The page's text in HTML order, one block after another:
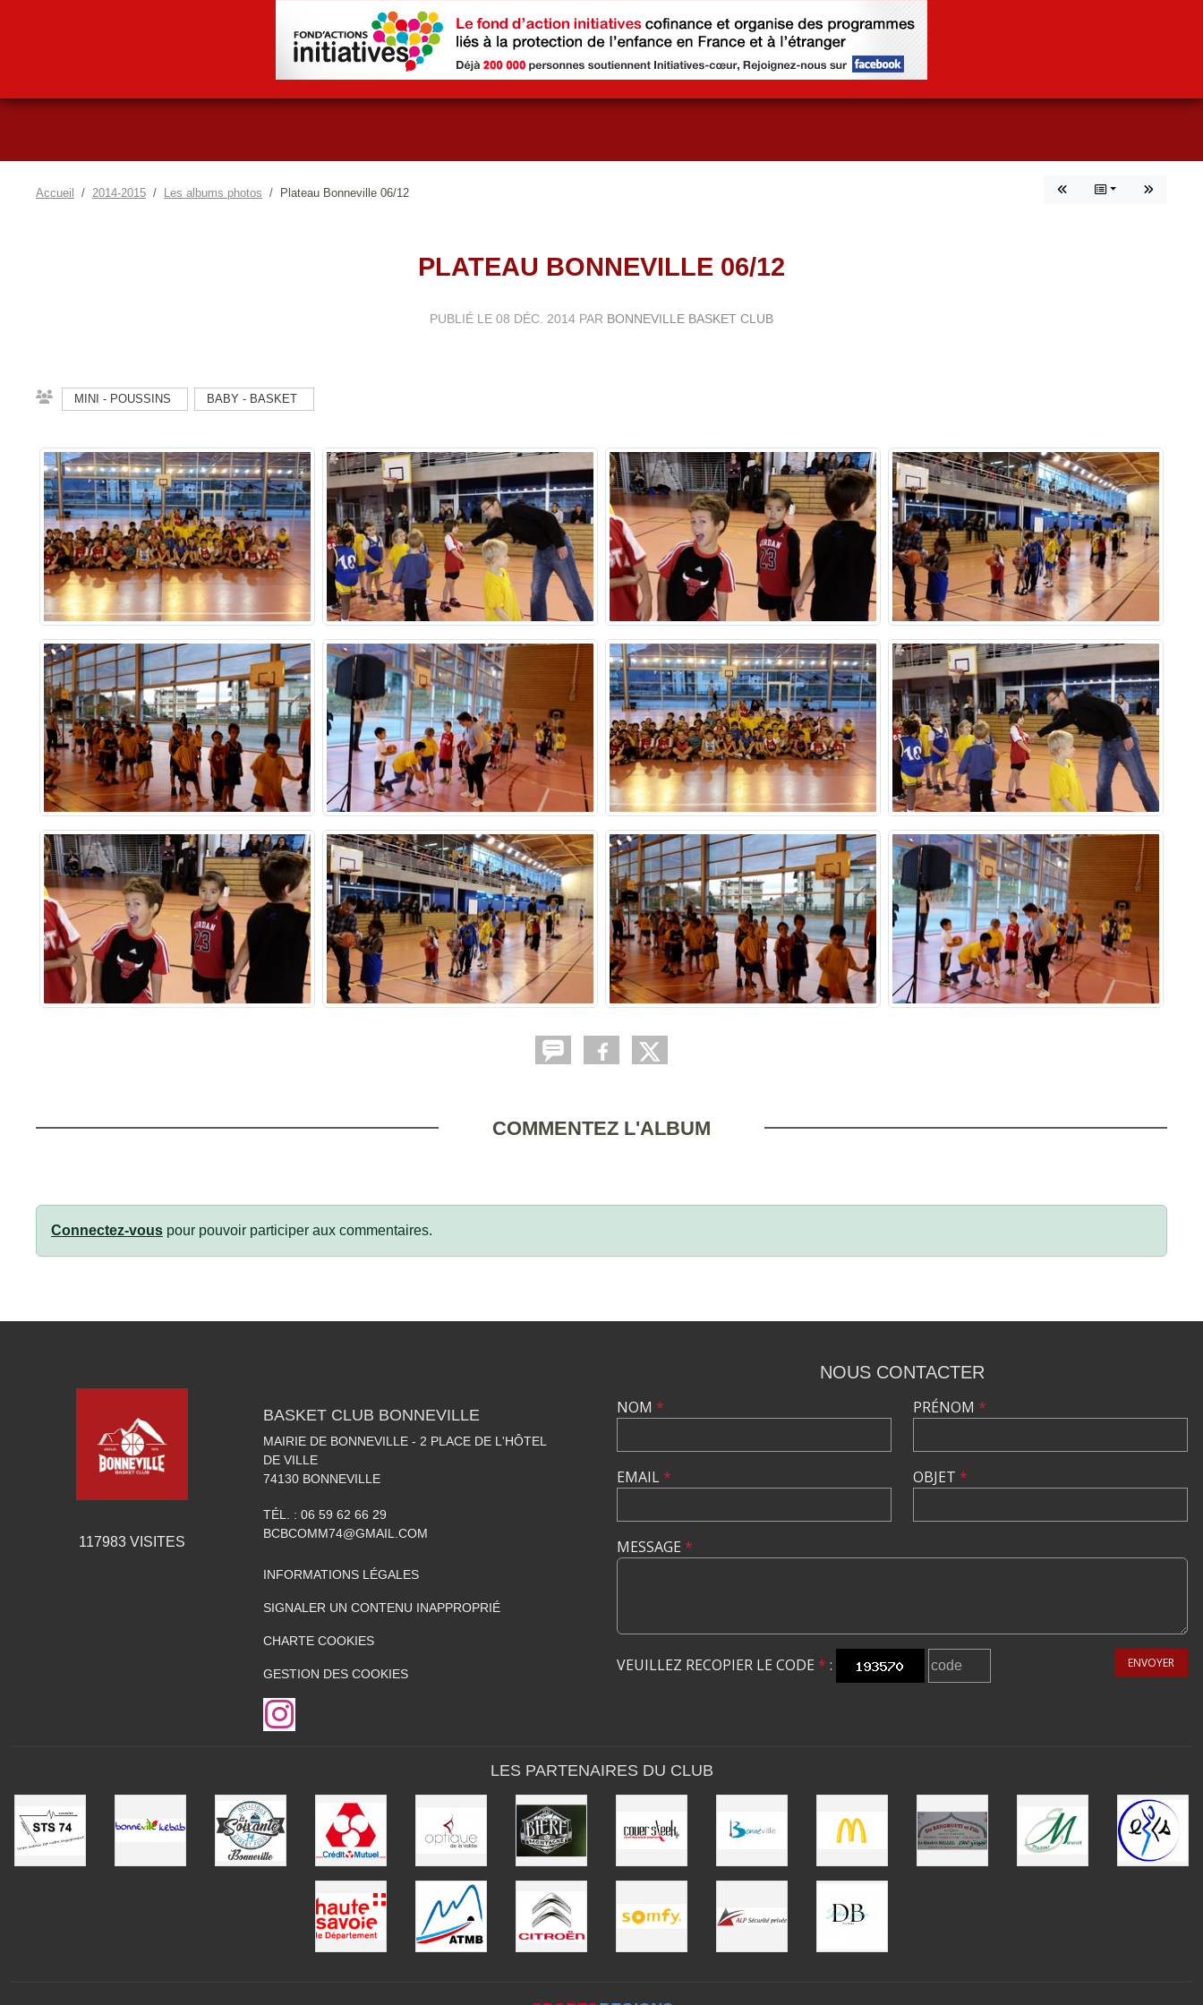
Accueil 2014-2015 Les albums photos Plateau Bonneville 06/12
PLATEAU BONNEVILLE 06/12
PUBLIÉ LE 08 DÉC. 2014 PAR BONNEVILLE BASKET CLUB
MINI - POUSSINS BABY - BASKET
COMMENTEZ L'ALBUM
Connectez-vous pour pouvoir participer aux commentaires.
117983VISITES
BASKET CLUB BONNEVILLE
MAIRIE DE BONNEVILLE - 2 PLACE DE L'HÔTEL
DE VILLE
74130 BONNEVILLE
TÉL. : 06 59 62 66 29
BCBCOMM74@GMAIL.COM
INFORMATIONS LÉGALES
SIGNALER UN CONTENU INAPPROPRIÉ
CHARTE COOKIES
GESTION DES COOKIES
NOUS CONTACTER
NOM *
EMAIL*
PRÉNOM *
OBJET *
MESSAGE *
VEUILLEZ RECOPIER LE CODE * : ENVOYER
LES PARTENAIRES DU CLUB